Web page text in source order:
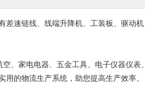
差速链线、线端升降机、工装板、驱动机
、 家电电器 、五金工具、 电子仪器仪表、
用的物流生产系统，助您提高生产效率。